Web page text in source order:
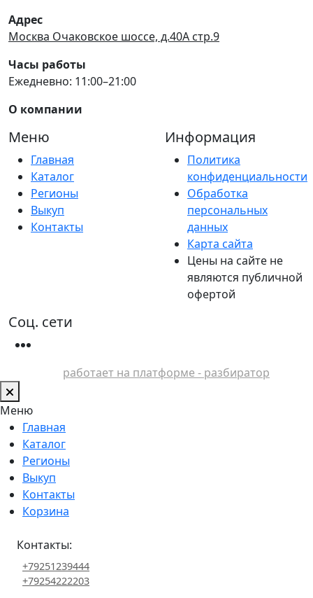
Адрес
Москва Очаковское шоссе, д.40А стр.9
Часы работы
Ежедневно: 11:00–21:00
О компании
Меню
Главная
Каталог
Регионы
Выкуп
Контакты
Информация
Политика
конфиденциальности
Обработка
персональных
данных
Карта сайта
Цены на сайте не
являются публичной
офертой
Соц. сети
работает на платформе - разбиратор
Меню
Главная
Каталог
Регионы
Выкуп
Контакты
Корзина
Контакты:
+79251239444
+79254222203